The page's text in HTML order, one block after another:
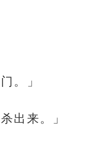
。」
出来。」